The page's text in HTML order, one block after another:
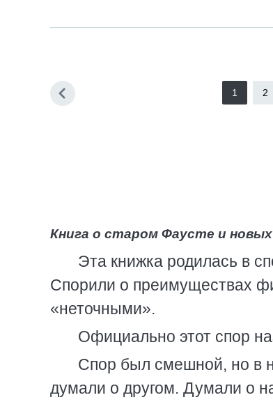
1 2
Книга о старом Фаусте и
Эта книжка родилась в
Спорили о преимуществах
«неточными».
Официально этот спор
Спор был смешной, но в
думали о другом. Думали о